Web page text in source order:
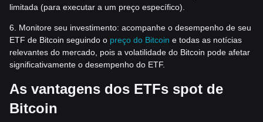
limitada (para executar a um preço específico).
6. Monitore seu investimento: acompanhe o desempenho de seu
ETF de Bitcoin seguindo o preço do Bitcoin e todas as notícias
relevantes do mercado, pois a volatilidade do Bitcoin pode afetar
significativamente o desempenho do ETF.
As vantagens dos ETFs spot de
Bitcoin